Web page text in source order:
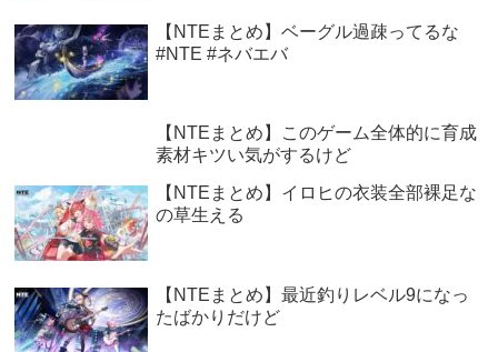
【NTEまとめ】ベーグル過疎ってるな
#NTE #ネバエバ
【NTEまとめ】このゲーム全体的に育成
素材キツい気がするけど
【NTEまとめ】イロヒの衣装全部裸足な
の草生える
【NTEまとめ】最近釣りレベル9になっ
たばかりだけど